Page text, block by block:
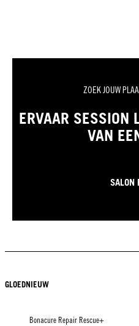
ZOEK JOUW
ERVAAR SESSION
VAN
SALON
GLOEDNIEUW
Bonacure Repair Rescue+